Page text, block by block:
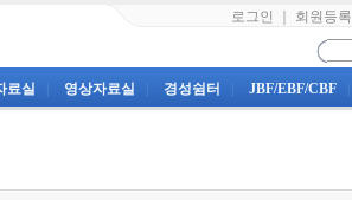
로그인 회원등록
료실 영상자료실 경성쉼터 JBF/EBF/CBF